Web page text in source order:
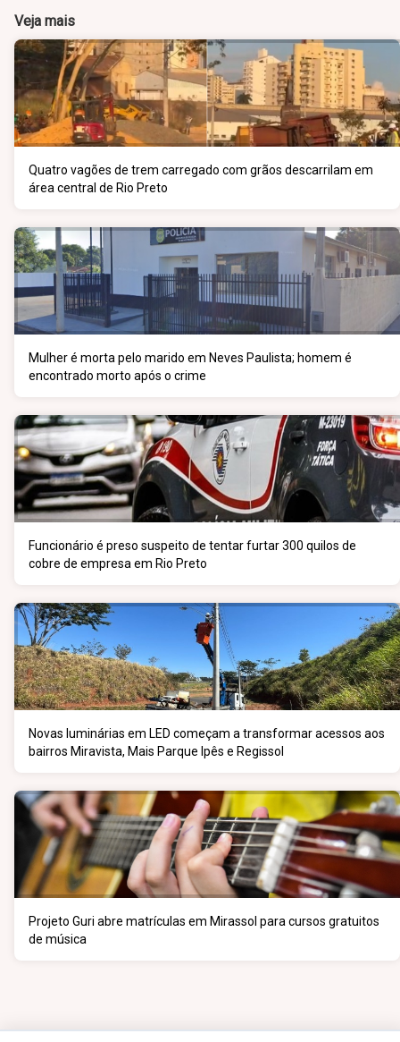
Veja mais
Quatro vagões de trem carregado com grãos descarrilam em
área central de Rio Preto
Mulher é morta pelo marido em Neves Paulista; homem é
encontrado morto após o crime
Funcionário é preso suspeito de tentar furtar 300 quilos de
cobre de empresa em Rio Preto
Novas luminárias em LED começam a transformar acessos aos
bairros Miravista, Mais Parque Ipês e Regissol
Projeto Guri abre matrículas em Mirassol para cursos gratuitos
de música